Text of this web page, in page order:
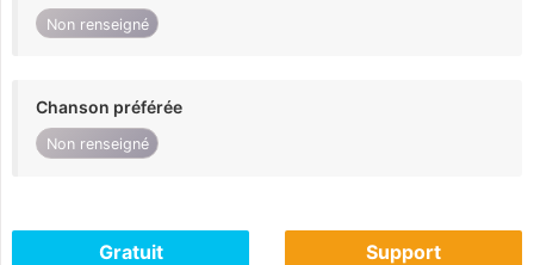
Non renseigné
Chanson préférée
Non renseigné
Gratuit Support